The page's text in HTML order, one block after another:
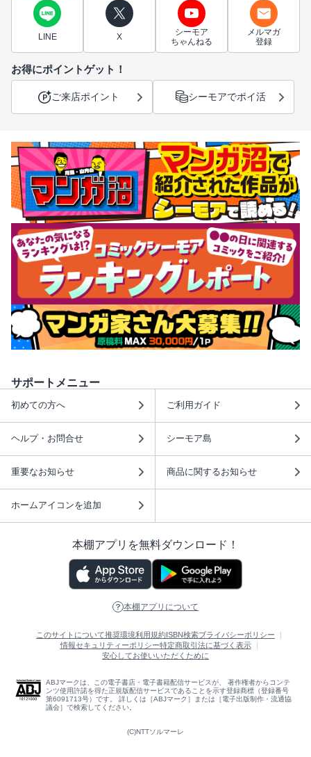
LINE X
シーモア
ちゃんねる
メルマガ
登録
お得にポイントゲット！
ご来店ポイント シーモアでポイ活
サポートメニュー
初めての方へ ご利用ガイド
ヘルプ・お問合せ シーモア島
重要なお知らせ 商品に関するお知らせ
ホームアイコンを追加
本棚アプリを無料ダウンロード！
本棚アプリについて
このサイトについて推奨環境利用規約ISBN検索プライバシーポリシー
情報セキュリティーポリシー特定商取引法に基づく表示
安心してお使いいただくために
ABJマークは、この電子書店・電子書籍配信サービスが、 著作権者からコンテ
ンツ使用許諾を得た正規版配信サービスであることを示す登録商標（登録番号
第6091713号）です。 詳しくは［ABJマーク］または［電子出版制作・流通協
議会］で検索してください。
(C)NTTソルマーレ